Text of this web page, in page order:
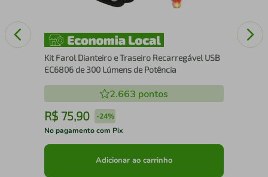
Kit Farol Dianteiro e Traseiro Recarregável USB
EC6806 de 300 Lúmens de Potência
2.663 pontos
R$ 75,90 -24%
No pagamento com Pix
Adicionar ao carrinho